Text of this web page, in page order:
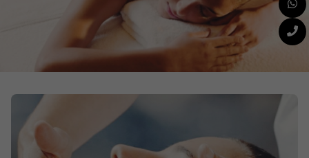
Son Cladera ist eines der wichtigsten Besitztümer von Sa Pobla, der
Gemeinde, zu der es mit Stolz gehört. Es war ein Bauernhof, der für den
Anbau von Berg- und Feldfrüchten genutzt wurde; es gab eine Ölmühle
und auch eine Mühle.
Es war auch ein Treffpunkt für mallorquinische Kulturschaffende wie
Costa i Llobera, María Antonia Salvà und Emilia Sureda i Bimet. Letztere
hat der Possessió mehrere Gedichte gewidmet.